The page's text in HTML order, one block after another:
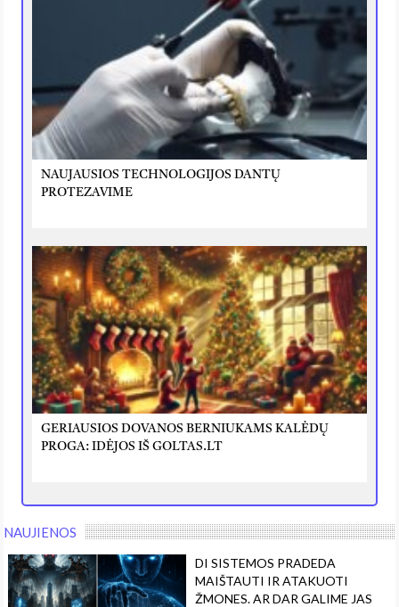
NAUJAUSIOS TECHNOLOGIJOS DANTŲ
PROTEZAVIME
GERIAUSIOS DOVANOS BERNIUKAMS KALĖDŲ
PROGA: IDĖJOS IŠ GOLTAS.LT
NAUJIENOS
DI SISTEMOS PRADEDA
MAIŠTAUTI IR ATAKUOTI
ŽMONES. AR DAR GALIME JAS